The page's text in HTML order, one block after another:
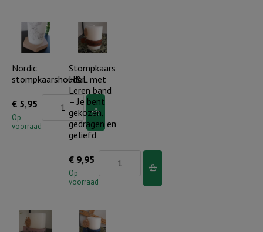
Een
boog
de
wolken
cadeauverpakking)
goedheid
reikt
in
de
hemel
aantal
Nordic
stompkaarshouder
€ 5,95
Op
voorraad
Nordic
stompkaarshouder
Stompkaars
H&L met
Leren band
– Je bent
gekozen,
gedragen en
geliefd
€ 9,95
Op
voorraad
Stompkaars
band